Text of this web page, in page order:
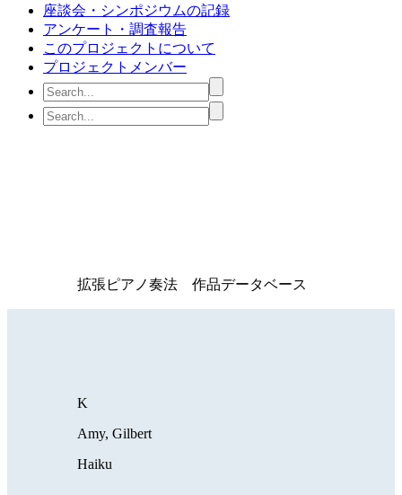
座談会・シンポジウムの記録
アンケート・調査報告
このプロジェクトについて
プロジェクトメンバー
拡張ピアノ奏法 作品データベース
K
Amy, Gilbert
Haiku